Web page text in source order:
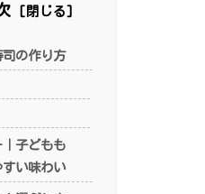
の作り方
子どもも
い味わい